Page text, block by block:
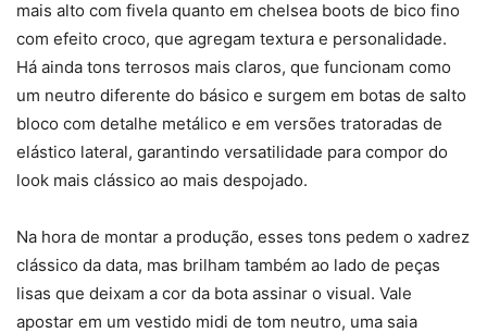
mais alto com fivela quanto em chelsea boots de bico fino
com efeito croco, que agregam textura e personalidade.
Há ainda tons terrosos mais claros, que funcionam como
um neutro diferente do básico e surgem em botas de salto
bloco com detalhe metálico e em versões tratoradas de
elástico lateral, garantindo versatilidade para compor do
look mais clássico ao mais despojado.
Na hora de montar a produção, esses tons pedem o xadrez
clássico da data, mas brilham também ao lado de peças
lisas que deixam a cor da bota assinar o visual. Vale
apostar em um vestido midi de tom neutro, uma saia